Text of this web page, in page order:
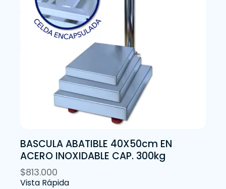
BASCULA ABATIBLE 40X50cm EN
ACERO INOXIDABLE CAP. 300kg
$813.000
Vista Rápida